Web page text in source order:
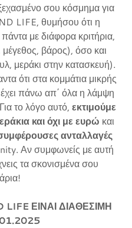
σου κόσμημα για
LIFE, θυμήσου ότι η
με διάφορα κριτήρια,
μέγεθος, βάρος), όσο και
μεράκι στην κατασκευή).
ότι στα κομμάτια μικρής
έχει πάνω απ΄ όλα η λάμψη
το λόγο αυτό, εκτιμούμε
και όχι με ευρώ και
ανταλλαγές
Αν συμφωνείς με αυτή
τα σκονισμένα σου
ΕΙΝΑΙ ΔΙΑΘΕΣΙΜΗ